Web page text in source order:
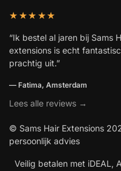
★★★★★
“Ik bestel al jaren bij Sams
extensions is echt
prachtig uit.”
— Fatima, Amsterdam
Lees alle reviews →
© Sams Hair Extensions
persoonlijk advies
Veilig betalen met iDEAL,